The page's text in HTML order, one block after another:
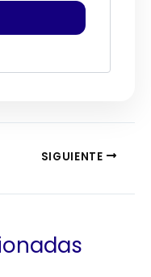
SIGUIENTE